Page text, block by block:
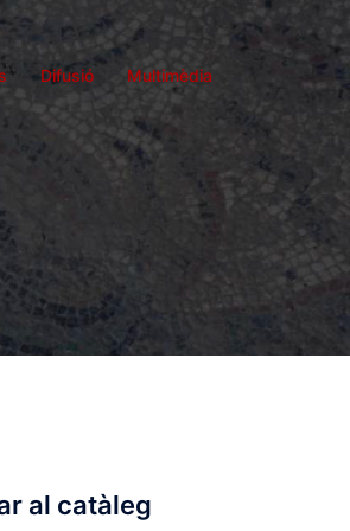
Difusió Multimèdia
al catàleg